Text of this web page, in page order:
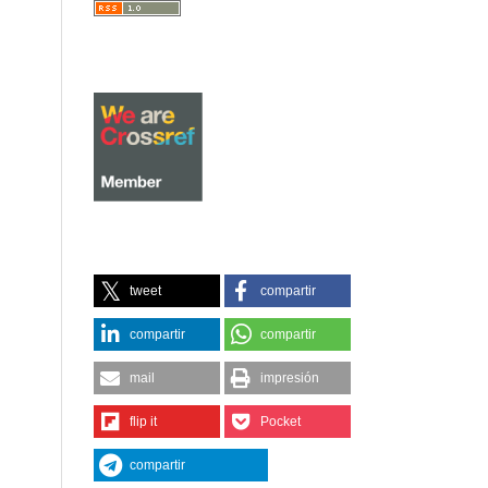
tweet compartir
compartir compartir
mail impresión
flip it Pocket
compartir